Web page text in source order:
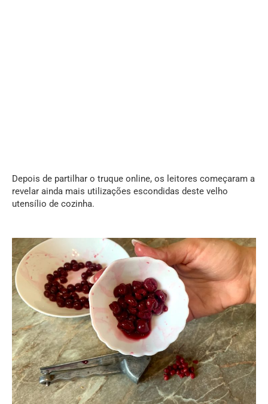
Depois de partilhar o truque online, os leitores começaram a
revelar ainda mais utilizações escondidas deste velho
utensílio de cozinha.